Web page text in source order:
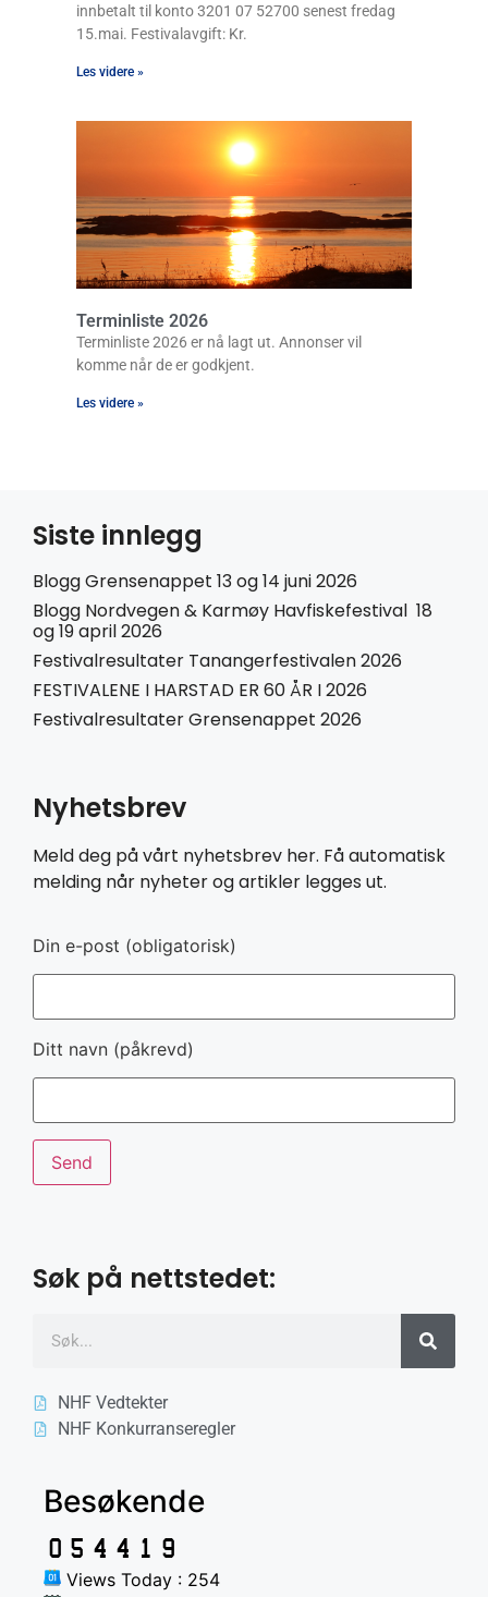
innbetalt til konto 3201 07 52700 senest fredag
15.mai. Festivalavgift: Kr.
Les videre »
Terminliste 2026
Terminliste 2026 er nå lagt ut. Annonser vil
komme når de er godkjent.
Les videre »
Siste innlegg
Blogg Grensenappet 13 og 14 juni 2026
Blogg Nordvegen & Karmøy Havfiskefestival 18
og 19 april 2026
Festivalresultater Tanangerfestivalen 2026
FESTIVALENE I HARSTAD ER 60 ÅR I 2026
Festivalresultater Grensenappet 2026
Nyhetsbrev
Meld deg på vårt nyhetsbrev her. Få automatisk
melding når nyheter og artikler legges ut.
Din e-post (obligatorisk)
Ditt navn (påkrevd)
Søk på nettstedet:
NHF Vedtekter
NHF Konkurranseregler
Besøkende
Views Today : 254